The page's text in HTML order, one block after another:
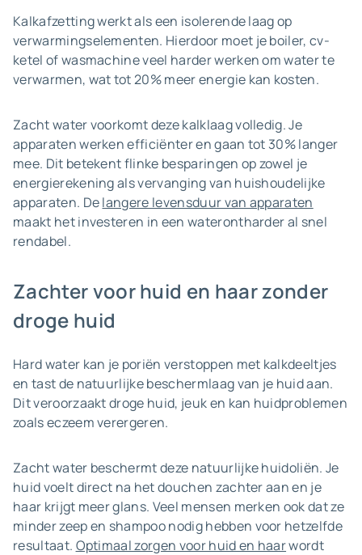
Kalkafzetting werkt als een isolerende laag op
verwarmingselementen. Hierdoor moet je boiler, cv-
ketel of wasmachine veel harder werken om water te
verwarmen, wat tot 20% meer energie kan kosten.
Zacht water voorkomt deze kalklaag volledig. Je
apparaten werken efficiënter en gaan tot 30% langer
mee. Dit betekent flinke besparingen op zowel je
energierekening als vervanging van huishoudelijke
apparaten. Delangere levensduur van apparaten
maakt het investeren in een waterontharder al snel
rendabel.
Zachter voor huid en haar zonder
droge huid
Hard water kan je poriën verstoppen met kalkdeeltjes
en tast de natuurlijke beschermlaag van je huid aan.
Dit veroorzaakt droge huid, jeuk en kan huidproblemen
zoals eczeem verergeren.
Zacht water beschermt deze natuurlijke huidoliën. Je
huid voelt direct na het douchen zachter aan en je
haar krijgt meer glans. Veel mensen merken ook dat ze
minder zeep en shampoo nodig hebben voor hetzelfde
resultaat. Optimaal zorgen voor huid en haarwordt